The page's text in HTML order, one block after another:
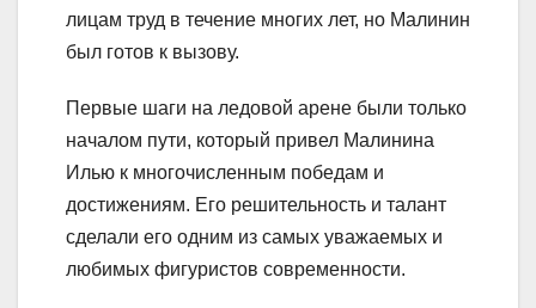
лицам труд в течение многих лет, но Малинин
был готов к вызову.
Первые шаги на ледовой арене были только
началом пути, который привел Малинина
Илью к многочисленным победам и
достижениям. Его решительность и талант
сделали его одним из самых уважаемых и
любимых фигуристов современности.